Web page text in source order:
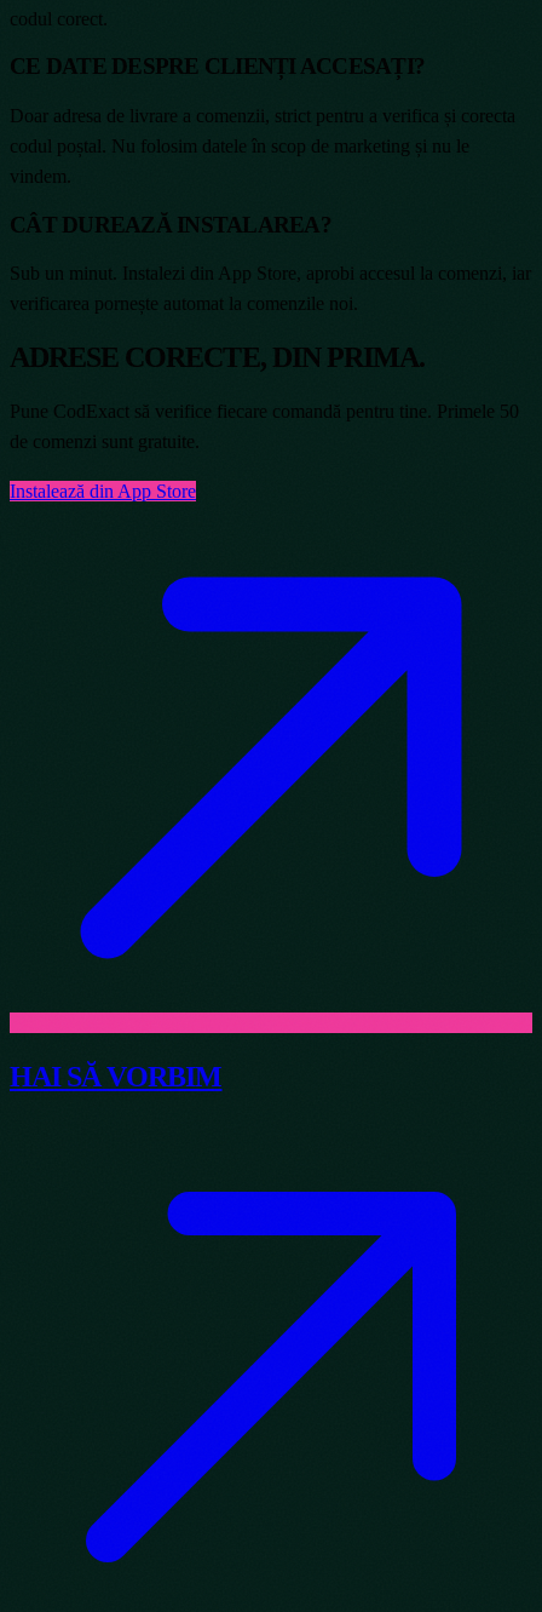
codul corect.
CE DATE DESPRE CLIENȚI ACCESAȚI?
Doar adresa de livrare a comenzii, strict pentru a verifica și corecta
codul poștal. Nu folosim datele în scop de marketing și nu le
vindem.
CÂT DUREAZĂ INSTALAREA?
Sub un minut. Instalezi din App Store, aprobi accesul la comenzi, iar
verificarea pornește automat la comenzile noi.
ADRESE CORECTE, DIN PRIMA.
Pune CodExact să verifice fiecare comandă pentru tine. Primele 50
de comenzi sunt gratuite.
Instalează din App Store
HAI SĂ VORBIM